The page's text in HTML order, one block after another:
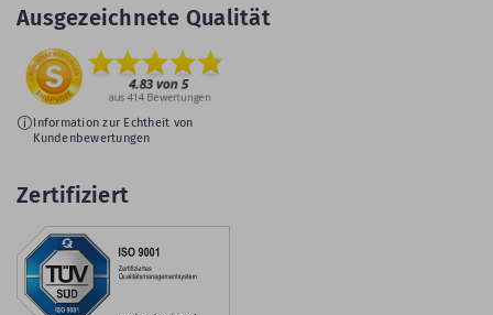
Ausgezeichnete Qualität
Information zur Echtheit von
Kundenbewertungen
Zertifiziert